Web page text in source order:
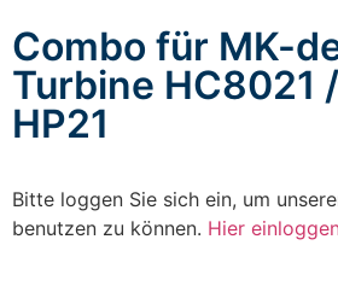
Combo für MK-
Turbine HC8021
HP21
Bitte loggen Sie sich ein, um
benutzen zu können. Hier